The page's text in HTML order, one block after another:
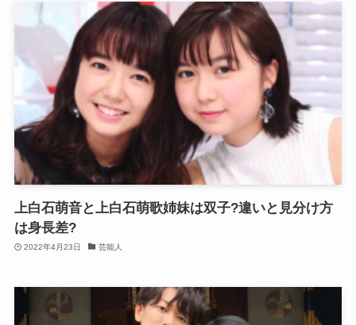
上白石萌音と上白石萌歌姉妹は双子?違いと見分け方
は身長差?
2022年4月23日 芸能人